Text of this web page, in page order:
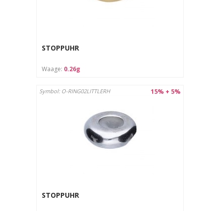
STOPPUHR
Waage: 0.26g
15% + 5%
Symbol: O-RING02LITTLERH
STOPPUHR